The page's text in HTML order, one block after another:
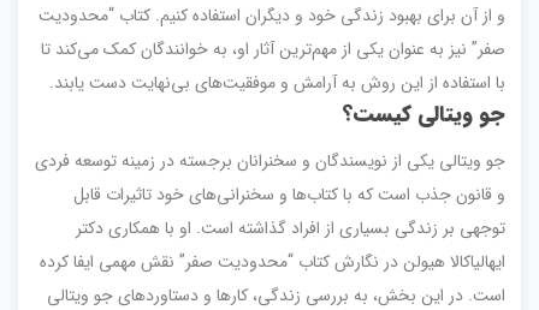
و از آن برای بهبود زندگی خود و دیگران استفاده کنیم. کتاب “محدودیت
صفر” نیز به عنوان یکی از مهم‌ترین آثار او، به خوانندگان کمک می‌کند تا
با استفاده از این روش به آرامش و موفقیت‌های بی‌نهایت دست یابند.
جو ویتالی کیست؟
جو ویتالی یکی از نویسندگان و سخنرانان برجسته در زمینه توسعه فردی
و قانون جذب است که با کتاب‌ها و سخنرانی‌های خود تاثیرات قابل
توجهی بر زندگی بسیاری از افراد گذاشته است. او با همکاری دکتر
ایهالیاکالا هیولن در نگارش کتاب “محدودیت صفر” نقش مهمی ایفا کرده
است. در این بخش، به بررسی زندگی، کارها و دستاوردهای جو ویتالی